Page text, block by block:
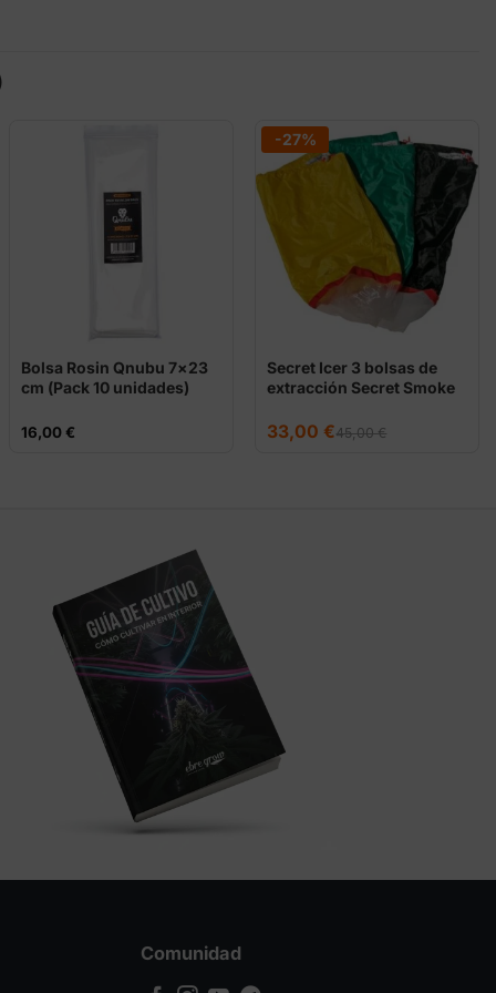
Bolsa Rosin Qnubu 7×23
cm (Pack 10 unidades)
16,00€
-27%
Secret Icer 3 bolsas de
extracción Secret Smoke
45,00€
El
precio
33,00€
El
precio
Comunidad